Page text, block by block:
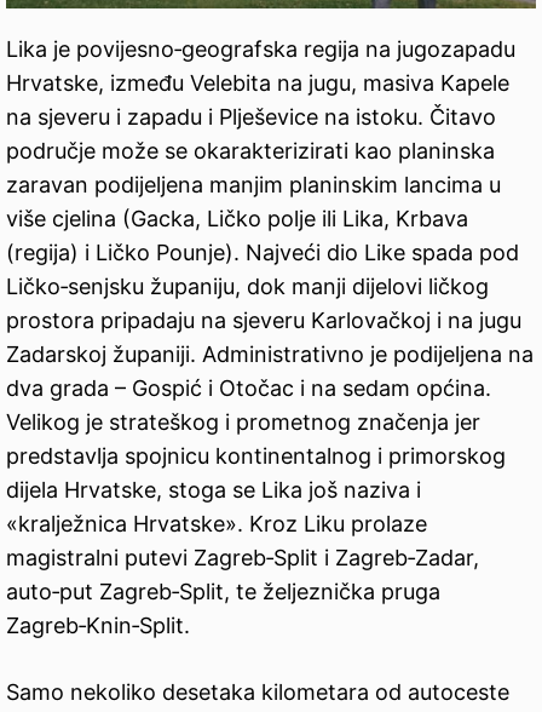
Lika je povijesno‑geografska regija na jugozapadu
Hrvatske, između Velebita na jugu, masiva Kapele
na sjeveru i zapadu i Plješevice na istoku. Čitavo
područje može se okarakterizirati kao planinska
zaravan podijeljena manjim planinskim lancima u
više cjelina (Gacka, Ličko polje ili Lika, Krbava
(regija) i Ličko Pounje). Najveći dio Like spada pod
Ličko‑senjsku županiju, dok manji dijelovi ličkog
prostora pripadaju na sjeveru Karlovačkoj i na jugu
Zadarskoj županiji. Administrativno je podijeljena na
dva grada – Gospić i Otočac i na sedam općina.
Velikog je strateškog i prometnog značenja jer
predstavlja spojnicu kontinentalnog i primorskog
dijela Hrvatske, stoga se Lika još naziva i
«kralježnica Hrvatske». Kroz Liku prolaze
magistralni putevi Zagreb‑Split i Zagreb‑Zadar,
auto‑put Zagreb‑Split, te željeznička pruga
Zagreb‑Knin‑Split.
Samo nekoliko desetaka kilometara od autoceste